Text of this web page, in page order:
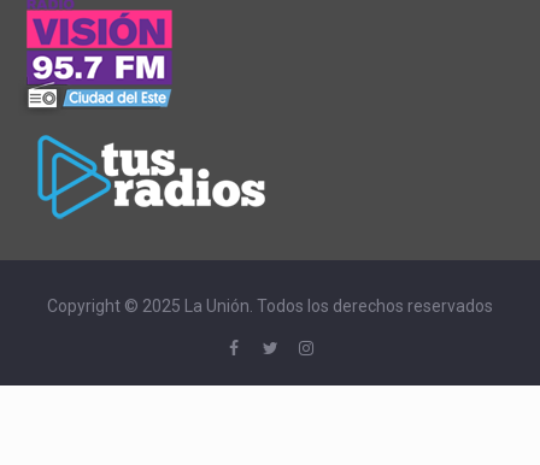
Copyright © 2025 La Unión. Todos los derechos reservados